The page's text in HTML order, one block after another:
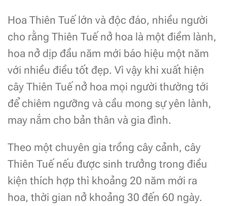
Hoa Thiên Tuế lớn và độc đáo, nhiều người
cho rằng Thiên Tuế nở hoa là một điềm lành,
hoa nở dịp đầu năm mới báo hiệu một năm
với nhiều điều tốt đẹp. Vì vậy khi xuất hiện
cây Thiên Tuế nở hoa mọi người thường tới
để chiêm ngưỡng và cầu mong sự yên lành,
may nắm cho bản thân và gia đình.
Theo một chuyên gia trồng cây cảnh, cây
Thiên Tuế nếu được sinh trưởng trong điều
kiện thích hợp thì khoảng 20 năm mới ra
hoa, thời gian nở khoảng 30 đến 60 ngày.